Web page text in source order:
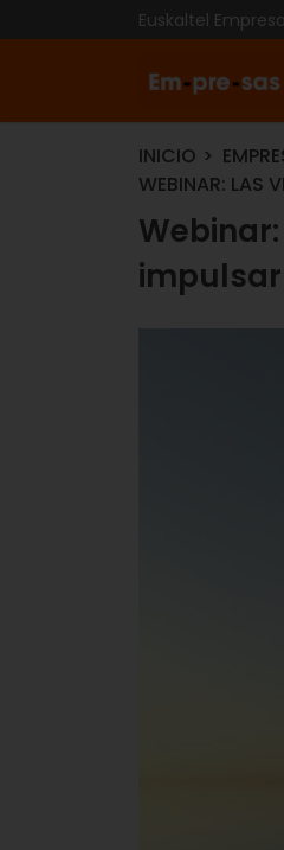
Euskaltel
INICIO
WEBINAR: LAS